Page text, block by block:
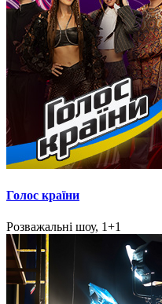
Голос країни
Розважальні шоу, 1+1